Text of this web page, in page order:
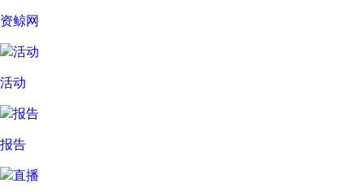
资鲸网
活动
报告